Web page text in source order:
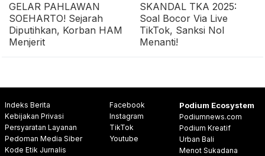
GELAR PAHLAWAN
SOEHARTO! Sejarah
Diputihkan, Korban HAM
Menjerit
SKANDAL TKA 2025:
Soal Bocor Via Live
TikTok, Sanksi Nol
Menanti!
Indeks Berita
Kebijakan Privasi
Persyaratan Layanan
Pedoman Media Siber
Kode Etik Jurnalis
Facebook
Instagram
TikTok
Youtube
Podium Ecosystem
Podiumnews.com
Podium Kreatif
Urban Bali
Menot Sukadana